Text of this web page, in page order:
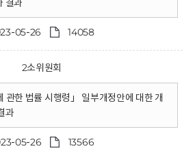
결과
05-26 14058
2소위원회
관한 법률 시행령」 일부개정안에 대한 개
과
05-26 13566